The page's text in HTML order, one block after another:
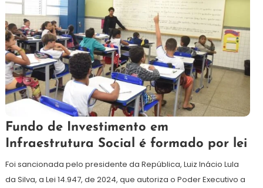
6
de
agosto
de
Redação
Fundo de Investimento em
Infraestrutura Social é formado por lei
Foi sancionada pelo presidente da República, Luiz Inácio Lula
da Silva, a Lei 14.947, de 2024, que autoriza o Poder Executivo a